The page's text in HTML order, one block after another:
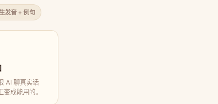
发音 + 例句
AI 聊真实话
成能用的。